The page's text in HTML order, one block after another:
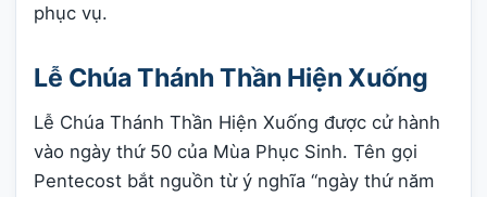
phục vụ.
Lễ Chúa Thánh Thần Hiện Xuống
Lễ Chúa Thánh Thần Hiện Xuống được cử hành
vào ngày thứ 50 của Mùa Phục Sinh. Tên gọi
Pentecost bắt nguồn từ ý nghĩa “ngày thứ năm